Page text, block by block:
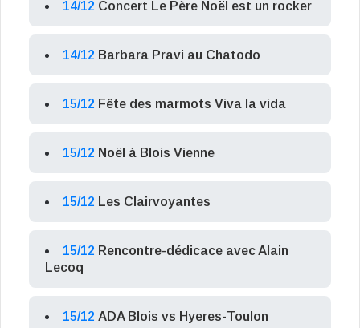
14/12 Concert Le Père Noël est un rocker
14/12 Barbara Pravi au Chatodo
15/12 Fête des marmots Viva la vida
15/12 Noël à Blois Vienne
15/12 Les Clairvoyantes
15/12 Rencontre-dédicace avec Alain
Lecoq
15/12 ADA Blois vs Hyeres-Toulon